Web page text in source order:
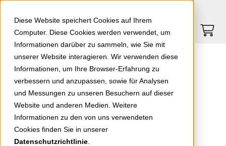
Diese Website speichert Cookies auf Ihrem
Computer. Diese Cookies werden verwendet, um
Informationen darüber zu sammeln, wie Sie mit
unserer Website interagieren. Wir verwenden diese
Informationen, um Ihre Browser-Erfahrung zu
verbessern und anzupassen, sowie für Analysen
und Messungen zu unseren Besuchern auf dieser
Website und anderen Medien. Weitere
Informationen zu den von uns verwendeten
Cookies finden Sie in unserer
Datenschutzrichtlinie
Springe zu Hauptinhalt Springe zum Footer
0
Zählerschränke /
Automatenverteiler /
Zähleranschlusssäulen